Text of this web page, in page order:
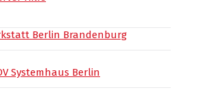
Berlin Brandenburg
Systemhaus Berlin